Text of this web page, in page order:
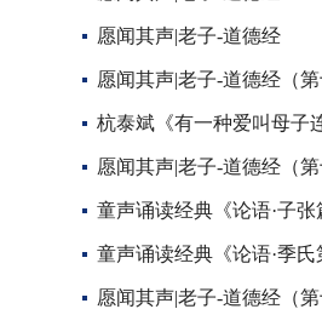
愿闻其声|老子-道德经
愿闻其声|老子-道德经（第
杭泰斌《有一种爱叫母子
愿闻其声|老子-道德经（第
童声诵读经典《论语·子张
童声诵读经典《论语·季氏
愿闻其声|老子-道德经（第